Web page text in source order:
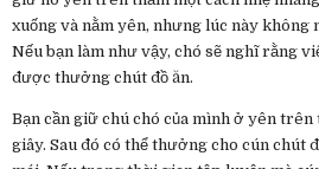
xuống và nằm yên, nhưng lúc này không
Nếu bạn làm như vậy, chó sẽ nghĩ rằng
được thưởng chút đồ ăn.
Bạn cần giữ chú chó của mình ở yên
giây. Sau đó có thể thưởng cho cún chút